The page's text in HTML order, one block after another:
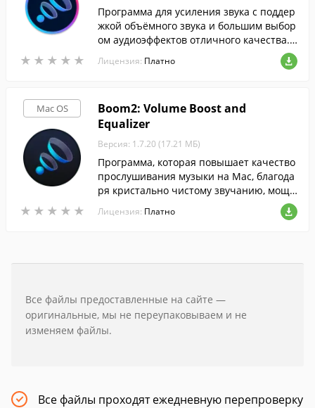
★ ★ ★ ★ ★
★ ★ ★ ★ ★
Программа для усиления звука с поддер
жкой объёмного звука и большим выбор
ом аудиоэффектов отличного качества.
Лицензия: Платно
Mac OS
★ ★ ★ ★ ★
★ ★ ★ ★ ★
Boom2: Volume Boost and
Equalizer
Версия: 1.7.20 (17.21 МБ)
Программа, которая повышает качество
прослушивания музыки на Mac, благода
ря кристально чистому звучанию, мощн
ым басам и интуитивно понятному инте
рфейсу.
Лицензия: Платно
Все файлы предоставленные на сайте —
оригинальные, мы не переупаковываем и не
изменяем файлы.
Все файлы проходят ежедневную перепроверку